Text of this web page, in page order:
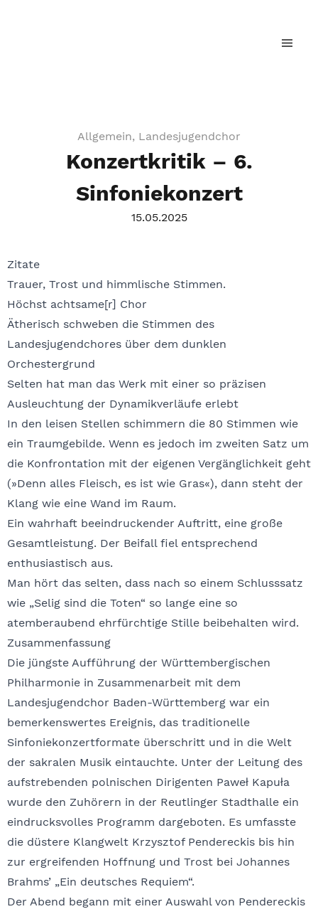
Allgemein, Landesjugendchor
Konzertkritik – 6.
Sinfoniekonzert
15.05.2025
Zitate
Trauer, Trost und himmlische Stimmen.
⁠Höchst achtsame[r] Chor
Ätherisch schweben die Stimmen des
Landesjugendchores über dem dunklen
Orchestergrund
Selten hat man das Werk mit einer so präzisen
Ausleuchtung der Dynamikverläufe erlebt
In den leisen Stellen schimmern die 80 Stimmen wie
ein Traumgebilde. Wenn es jedoch im zweiten Satz um
die Konfrontation mit der eigenen Vergänglichkeit geht
(»Denn alles Fleisch, es ist wie Gras«), dann steht der
Klang wie eine Wand im Raum.
⁠Ein wahrhaft beeindruckender Auftritt, eine große
Gesamtleistung. Der Beifall fiel entsprechend
enthusiastisch aus.
Man hört das selten, dass nach so einem Schlusssatz
wie „Selig sind die Toten“ so lange eine so
atemberaubend ehrfürchtige Stille beibehalten wird.
Zusammenfassung
Die jüngste Aufführung der Württembergischen
Philharmonie in Zusammenarbeit mit dem
Landesjugendchor Baden-Württemberg war ein
bemerkenswertes Ereignis, das traditionelle
Sinfoniekonzertformate überschritt und in die Welt
der sakralen Musik eintauchte. Unter der Leitung des
aufstrebenden polnischen Dirigenten Paweł Kapuła
wurde den Zuhörern in der Reutlinger Stadthalle ein
eindrucksvolles Programm dargeboten. Es umfasste
die düstere Klangwelt Krzysztof Pendereckis bis hin
zur ergreifenden Hoffnung und Trost bei Johannes
Brahms’ „Ein deutsches Requiem“.
Der Abend begann mit einer Auswahl von Pendereckis